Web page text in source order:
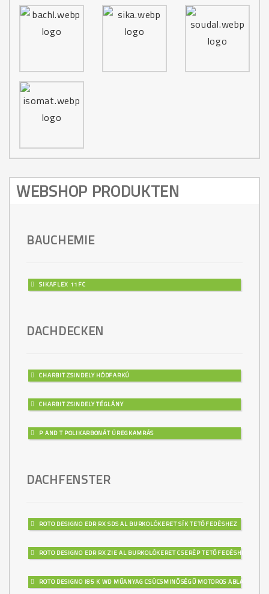
WEBSHOP PRODUKTEN
BAUCHEMIE
SIKAFLEX 11FC
DACHDECKEN
CHARBIT ZSINDELY HÓDFARKÚ
CHARBIT ZSINDELY TÉGLÁNY
P AND T POLIKARBONÁT ÜREGKAMRÁS
DACHFENSTER
ROTO DESIGNO EDR RX SDS AL BURKOLÓKERET SÍK TETŐFEDÉSHEZ
ROTO DESIGNO EDR RX ZIE AL BURKOLÓKERET CSERÉP TETŐFEDÉSHEZ
ROTO DESIGNO I85 K WD MŰANYAG CSÚCSMINŐSÉGŰ MOTOROS ABLAK